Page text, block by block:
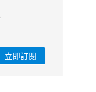
立即訂閱